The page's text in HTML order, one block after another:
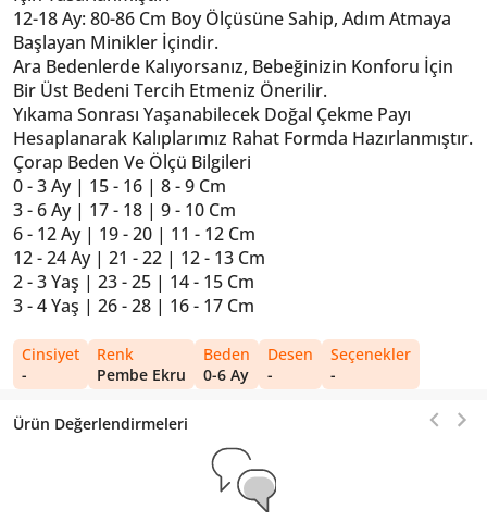
12-18 Ay: 80-86 Cm Boy Ölçüsüne Sahip, Adım Atmaya
Başlayan Minikler İçindir.
Ara Bedenlerde Kalıyorsanız, Bebeğinizin Konforu İçin
Bir Üst Bedeni Tercih Etmeniz Önerilir.
Yıkama Sonrası Yaşanabilecek Doğal Çekme Payı
Hesaplanarak Kalıplarımız Rahat Formda Hazırlanmıştır.
Çorap Beden Ve Ölçü Bilgileri
0 - 3 Ay | 15 - 16 | 8 - 9 Cm
3 - 6 Ay | 17 - 18 | 9 - 10 Cm
6 - 12 Ay | 19 - 20 | 11 - 12 Cm
12 - 24 Ay | 21 - 22 | 12 - 13 Cm
2 - 3 Yaş | 23 - 25 | 14 - 15 Cm
3 - 4 Yaş | 26 - 28 | 16 - 17 Cm
Cinsiyet
-
Renk
Pembe Ekru
Beden
0-6 Ay
Desen
-
Seçenekler
-
Ürün Değerlendirmeleri